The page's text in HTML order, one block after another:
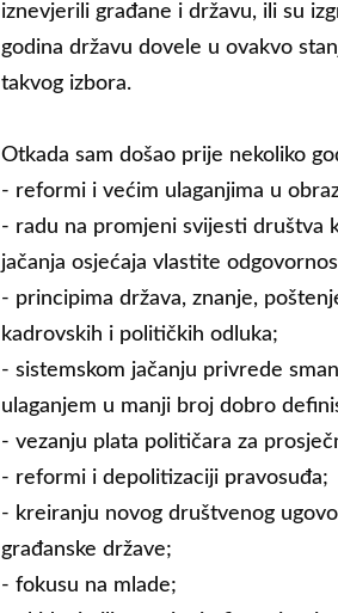
iznevjerili građane i državu, ili su
godina državu dovele u ovakvo
takvog izbora.
Otkada sam došao prije nekoliko
- reformi i većim ulaganjima u
- radu na promjeni svijesti društva
jačanja osjećaja vlastite
- principima država, znanje,
kadrovskih i političkih odluka;
- sistemskom jačanju privrede
ulaganjem u manji broj dobro
- vezanju plata političara za
- reformi i depolitizaciji pravosuđa;
- kreiranju novog društvenog
građanske države;
- fokusu na mlade;